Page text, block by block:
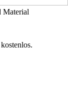
Material